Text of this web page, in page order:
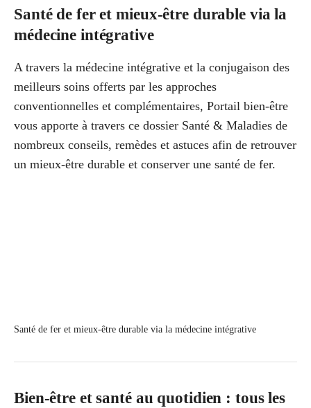
Santé de fer et mieux-être durable via la
médecine intégrative
A travers la médecine intégrative et la conjugaison des
meilleurs soins offerts par les approches
conventionnelles et complémentaires, Portail bien-être
vous apporte à travers ce dossier Santé & Maladies de
nombreux conseils, remèdes et astuces afin de retrouver
un mieux-être durable et conserver une santé de fer.
Santé de fer et mieux-être durable via la médecine intégrative
Bien-être et santé au quotidien : tous les